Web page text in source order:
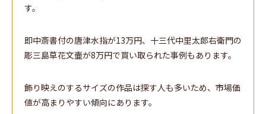
す。
即中斎書付の唐津水指が13万円、十三代中里太郎右衛門の
彫三島草花文壷が8万円で買い取られた事例もあります。
飾り映えのするサイズの作品は探す人も多いため、市場価
値が高まりやすい傾向にあります。